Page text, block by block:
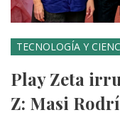
TECNOLOGÍA Y
Play Zeta
Z: Masi